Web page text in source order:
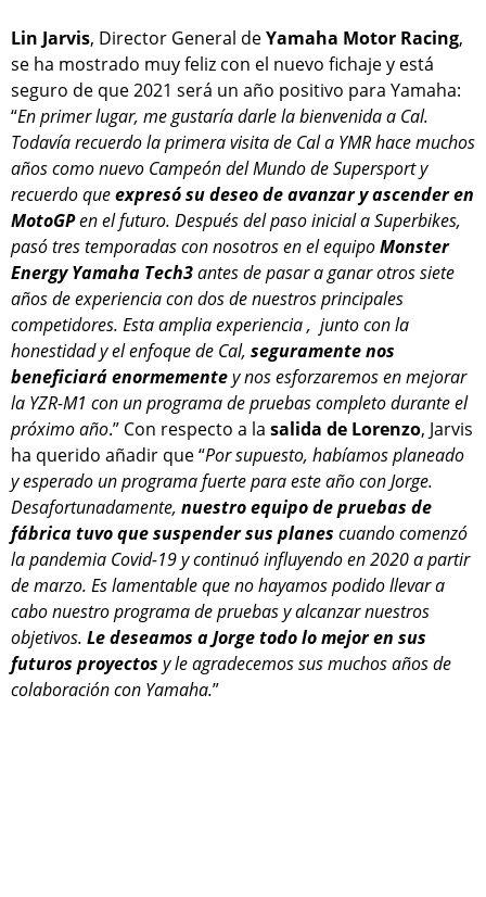
Lin Jarvis, Director General deYamaha Motor Racing,
se ha mostrado muy feliz con el nuevo fichaje y está
seguro de que 2021 será un año positivo para Yamaha:
“En primer lugar, me gustaría darle la bienvenida a Cal.
Todavía recuerdo la primera visita de Cal a YMR hace muchos
años como nuevo Campeón del Mundo de Supersport y
recuerdo queexpresó su deseo de avanzar y ascender en
MotoGPen el futuro. Después del paso inicial a Superbikes,
pasó tres temporadas con nosotros en el equipoMonster
Energy Yamaha Tech3antes de pasar a ganar otros siete
años de experiencia con dos de nuestros principales
competidores. Esta amplia experiencia , junto con la
honestidad y el enfoque de Cal, seguramente nos
beneficiará enormementey nos esforzaremos en mejorar
la YZR-M1 con un programa de pruebas completo durante el
próximo año.” Con respecto a la salida de Lorenzo, Jarvis
ha querido añadir que “Por supuesto, habíamos planeado
y esperado un programa fuerte para este año con Jorge.
Desafortunadamente, nuestro equipo de pruebas de
fábrica tuvo que suspender sus planes cuando comenzó
la pandemia Covid-19 y continuó influyendo en 2020 a partir
de marzo. Es lamentable que no hayamos podido llevar a
cabo nuestro programa de pruebas y alcanzar nuestros
objetivos. Le deseamos a Jorge todo lo mejor en sus
futuros proyectos y le agradecemos sus muchos años de
colaboración con Yamaha.”